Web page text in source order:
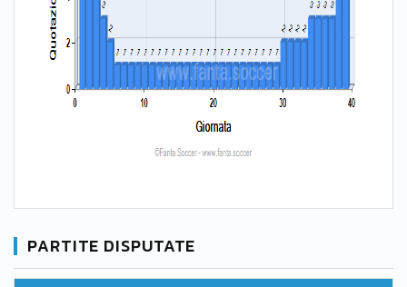
PARTITE DISPUTATE